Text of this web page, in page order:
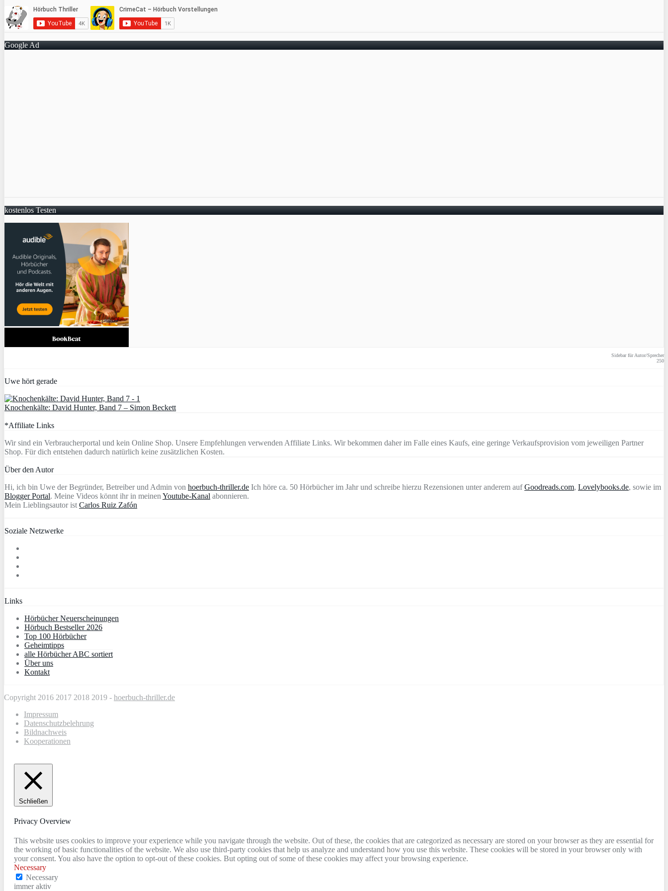
Google Ad
kostenlos Testen
Sidebar für Autor/Sprecher
250
Uwe hört gerade
Knochenkälte: David Hunter, Band 7 – Simon Beckett
*Affiliate Links
Wir sind ein Verbraucherportal und kein Online Shop. Unsere Empfehlungen verwenden Affiliate Links. Wir bekommen daher im Falle eines Kaufs, eine geringe Verkaufsprovision vom jeweiligen Partner
Shop. Für dich entstehen dadurch natürlich keine zusätzlichen Kosten.
Über den Autor
Hi, ich bin Uwe der Begründer, Betreiber und Admin von hoerbuch-thriller.de Ich höre ca. 50 Hörbücher im Jahr und schreibe hierzu Rezensionen unter anderem aufGoodreads.com, Lovelybooks.de, sowie im
Blogger Portal. Meine Videos könnt ihr in meinen Youtube-Kanal abonnieren.
Mein Lieblingsautor ist Carlos Ruiz Zafón
Soziale Netzwerke
Links
Hörbücher Neuerscheinungen
Hörbuch Bestseller 2026
Top 100 Hörbücher
Geheimtipps
alle Hörbücher ABC sortiert
Über uns
Kontakt
Copyright 2016 2017 2018 2019 - hoerbuch-thriller.de
Impressum
Datenschutzbelehrung
Bildnachweis
Kooperationen
Schließen
Privacy Overview
This website uses cookies to improve your experience while you navigate through the website. Out of these, the cookies that are categorized as necessary are stored on your browser as they are essential for
the working of basic functionalities of the website. We also use third-party cookies that help us analyze and understand how you use this website. These cookies will be stored in your browser only with
your consent. You also have the option to opt-out of these cookies. But opting out of some of these cookies may affect your browsing experience.
Necessary
Necessary
immer aktiv